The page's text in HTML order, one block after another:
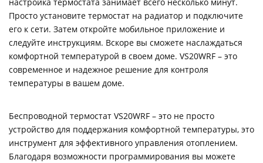
настройка термостата занимает всего несколько минут.
Просто установите термостат на радиатор и подключите
его к сети. Затем откройте мобильное приложение и
следуйте инструкциям. Вскоре вы сможете наслаждаться
комфортной температурой в своем доме. VS20WRF – это
современное и надежное решение для контроля
температуры в вашем доме.
Беспроводной термостат VS20WRF – это не просто
устройство для поддержания комфортной температуры, это
инструмент для эффективного управления отоплением.
Благодаря возможности программирования вы можете